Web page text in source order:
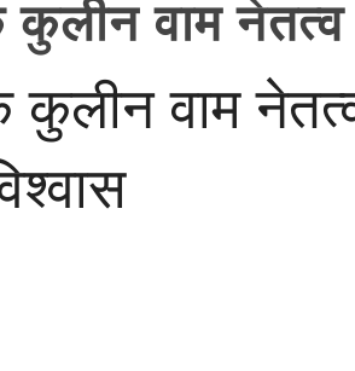
कुलीन वाम
कुलीन वाम